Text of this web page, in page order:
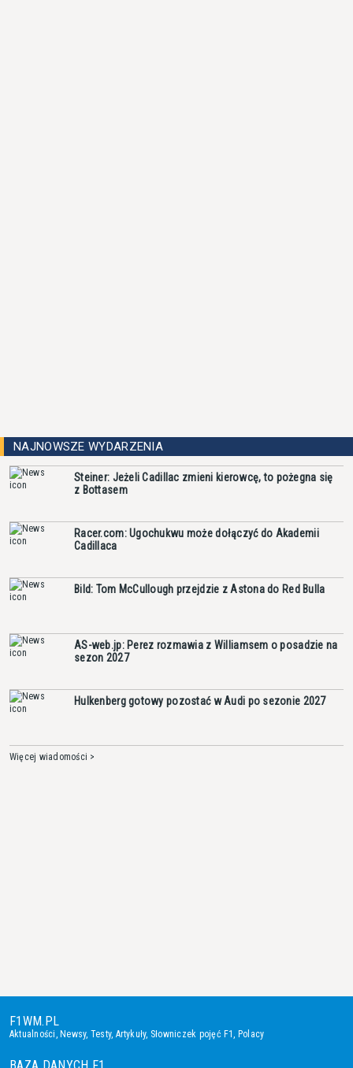
NAJNOWSZE WYDARZENIA
Steiner: Jeżeli Cadillac zmieni kierowcę, to pożegna się
z Bottasem
Racer.com: Ugochukwu może dołączyć do Akademii
Cadillaca
Bild: Tom McCullough przejdzie z Astona do Red Bulla
AS-web.jp: Perez rozmawia z Williamsem o posadzie na
sezon 2027
Hulkenberg gotowy pozostać w Audi po sezonie 2027
Więcej wiadomości >
F1WM.PL
Aktualności, Newsy, Testy, Artykuły, Słowniczek pojęć F1, Polacy